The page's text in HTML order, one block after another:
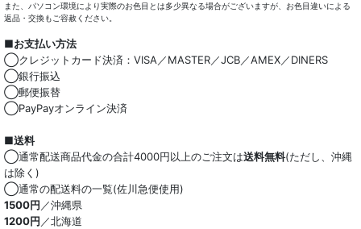
また、パソコン環境により実際のお色目とは多少異なる場合がございますが、お色目違いによる
返品・交換もご容赦ください。
■お支払い方法
◯クレジットカード決済：VISA／MASTER／JCB／AMEX／DINERS
◯銀行振込
◯郵便振替
◯PayPayオンライン決済
■送料
◯通常配送商品代金の合計4000円以上のご注文は送料無料(ただし、沖縄
は除く)
◯通常の配送料の一覧(佐川急便使用)
1500円／沖縄県
1200円／北海道